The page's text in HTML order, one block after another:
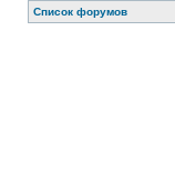
Список форумов